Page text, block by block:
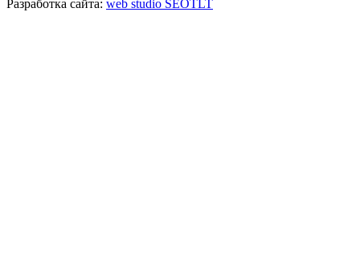
Разработка сайта: web studio SEOTLT